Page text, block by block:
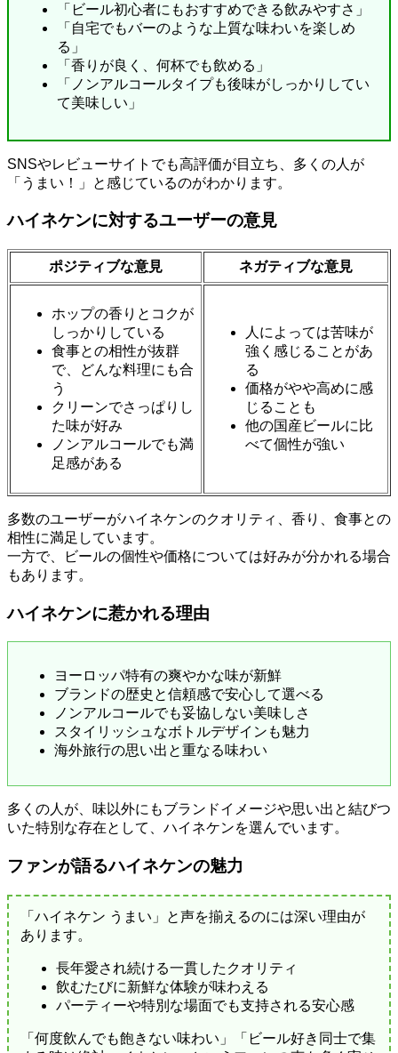
「ビール初心者にもおすすめできる飲みやすさ」
「自宅でもバーのような上質な味わいを楽しめ
る」
「香りが良く、何杯でも飲める」
「ノンアルコールタイプも後味がしっかりしてい
て美味しい」
SNSやレビューサイトでも高評価が目立ち、多くの人が
「うまい！」と感じているのがわかります。
ハイネケンに対するユーザーの意見
ポジティブな意見 ネガティブな意見
ホップの香りとコクが
しっかりしている
食事との相性が抜群
で、どんな料理にも合
う
クリーンでさっぱりし
た味が好み
ノンアルコールでも満
足感がある
人によっては苦味が
強く感じることがあ
る
価格がやや高めに感
じることも
他の国産ビールに比
べて個性が強い
多数のユーザーがハイネケンのクオリティ、香り、食事との
相性に満足しています。
一方で、ビールの個性や価格については好みが分かれる場合
もあります。
ハイネケンに惹かれる理由
ヨーロッパ特有の爽やかな味が新鮮
ブランドの歴史と信頼感で安心して選べる
ノンアルコールでも妥協しない美味しさ
スタイリッシュなボトルデザインも魅力
海外旅行の思い出と重なる味わい
多くの人が、味以外にもブランドイメージや思い出と結びつ
いた特別な存在として、ハイネケンを選んでいます。
ファンが語るハイネケンの魅力
「ハイネケン うまい」と声を揃えるのには深い理由が
あります。
長年愛され続ける一貫したクオリティ
飲むたびに新鮮な体験が味わえる
パーティーや特別な場面でも支持される安心感
「何度飲んでも飽きない味わい」「ビール好き同士で集